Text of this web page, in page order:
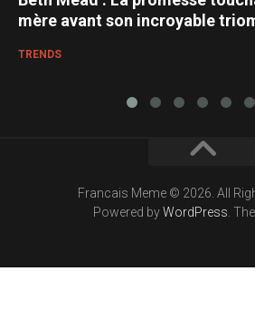
mère avant son incroyable
TRENDS
Francais Meme © 2026. All
Powered byWordPress .